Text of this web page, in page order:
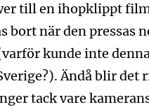
till en ihopklippt
bort när den pressas
kunde inte
Ändå blir
tack vare